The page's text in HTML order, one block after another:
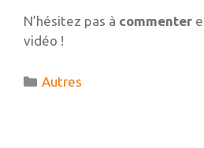
N’hésitez pas à commenter
vidéo !
Catégories
Autres